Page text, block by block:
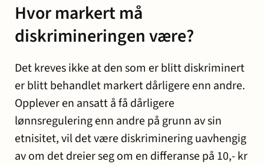
Hvor markert må
diskrimineringen være?
Det kreves ikke at den som er blitt diskriminert
er blitt behandlet markert dårligere enn andre.
Opplever en ansatt å få dårligere
lønnsregulering enn andre på grunn av sin
etnisitet, vil det være diskriminering uavhengig
av om det dreier seg om en differanse på 10,- kr